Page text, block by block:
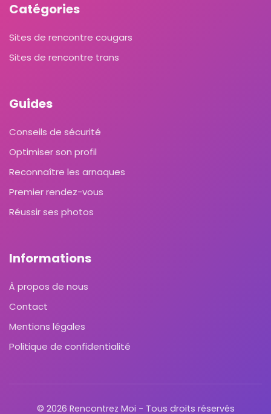
Catégories
Sites de rencontre cougars
Sites de rencontre trans
Guides
Conseils de sécurité
Optimiser son profil
Reconnaître les arnaques
Premier rendez-vous
Réussir ses photos
Informations
À propos de nous
Contact
Mentions légales
Politique de confidentialité
© 2026 Rencontrez Moi - Tous droits réservés